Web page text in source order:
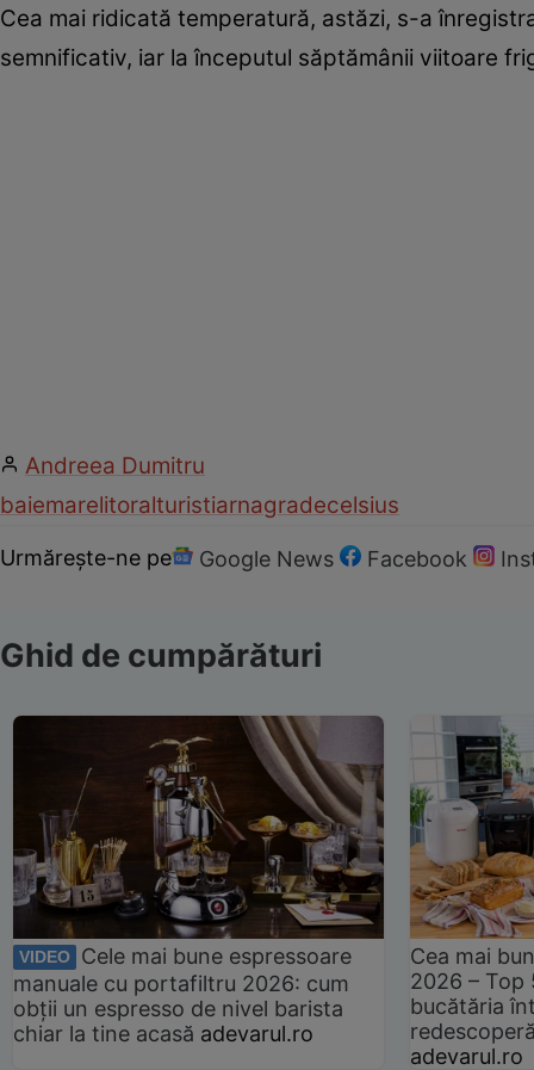
Cea mai ridicată temperatură, astăzi, s-a
semnificativ, iar la începutul săptămânii viitoare
Andreea Dumitru
baiemarelitoralturistiarnagradecelsius
Urmărește-ne pe Google News Facebook
Ghid de cumpărături
VIDEO
Cele mai bune espressoare
manuale cu portafiltru 2026: cum
obții un espresso de nivel barista
chiar la tine acasă adevarul.ro
Cea mai
2026 –
bucătăria
adevarul.ro